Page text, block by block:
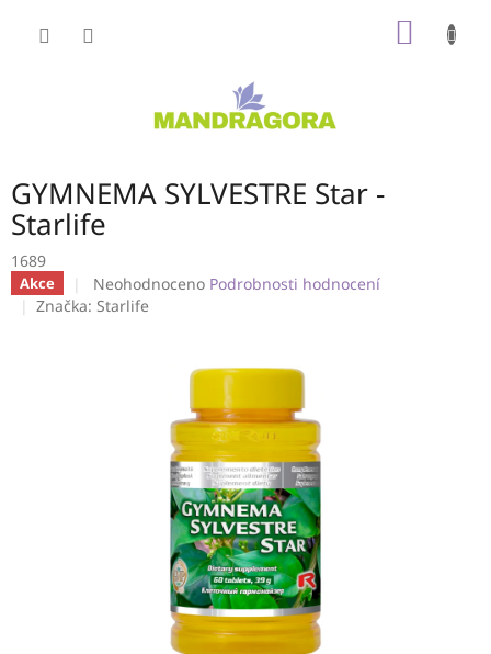
GYMNEMA SYLVESTRE Star -
Starlife
1689
Akce
Průměrné
hodnocení
Neohodnoceno Podrobnosti hodnocení
Značka: Starlife